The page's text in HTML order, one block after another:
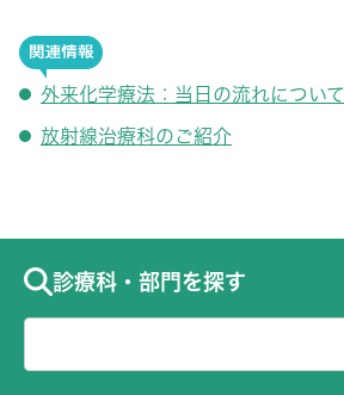
外来化学療法：当日の流れについて
放射線治療科のご紹介
診療科・部門を探す